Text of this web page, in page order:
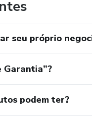
seu próprio
Garantia”?
podem ter?